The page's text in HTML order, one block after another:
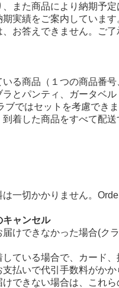
、また商品により納期予
実績をご案内しています
お答えできません。ご
る商品（１つの商品番
とパンティ、ガータベ
ブではセットを考慮でき
着した商品をすべて配
一切かかりません。
キャンセル
けできなかった場合(ク
している場合で、カード
払いで代引手数料がか
できない場合は、これ